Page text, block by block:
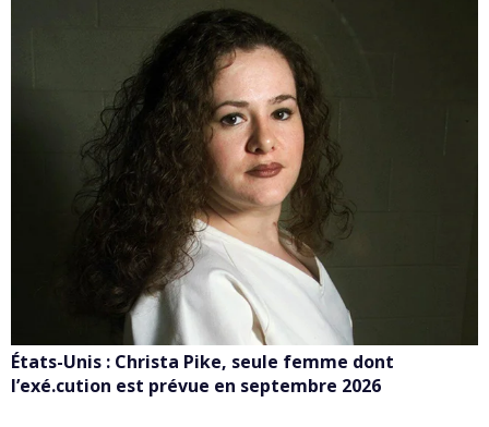
États-Unis : Christa Pike, seule femme dont
l’exé.cution est prévue en septembre 2026